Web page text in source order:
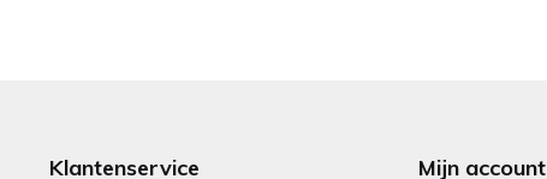
Klantenservice Mijn account